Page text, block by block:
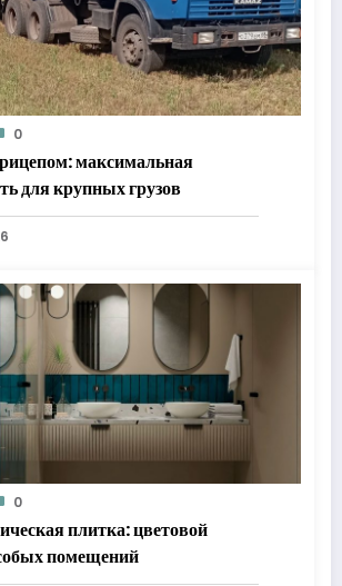
0
максимальная
для крупных грузов
0
плитка: цветовой
помещений